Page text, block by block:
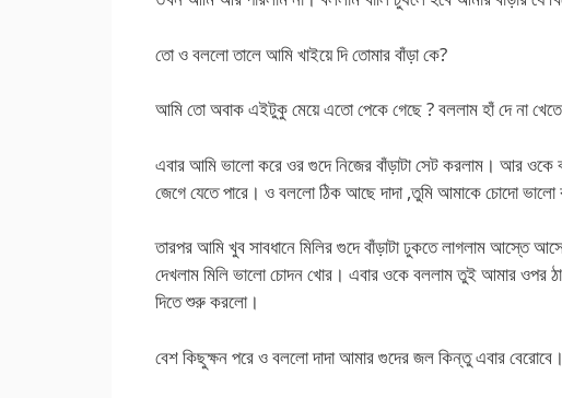
তো ও বললো তালে আমি খাইয়ে দি তোমার বাঁড়া কে?
আমি তো অবাক এইটুকু মেয়ে এতো পেকে গেছে ? বললাম হাঁ দে না
এবার আমি ভালো করে ওর গুদে নিজের বাঁড়াটা সেট করলাম। আর ওকে
জেগে যেতে পারে। ও বললো ঠিক আছে দাদা ,তুমি আমাকে চোদো ভালো
তারপর আমি খুব সাবধানে মিলির গুদে বাঁড়াটা ঢুকতে লাগলাম আস্তে
দেখলাম মিলি ভালো চোদন খোর। এবার ওকে বললাম তুই আমার ওপর
দিতে শুরু করলো।
বেশ কিছুক্ষন পরে ও বললো দাদা আমার গুদের জল কিন্তু এবার বেরোবে।